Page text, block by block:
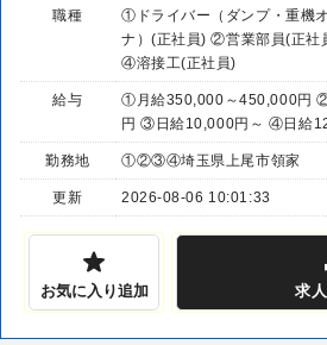
職種
①ドライバー（ダンプ・重機
ナ）(正社員) ②営業部員(正
④溶接工(正社員)
給与
①月給350,000～450,000円
円 ③日給10,000円～ ④日給
勤務地 ①②③④埼玉県上尾市領家
更新 2026-08-06 10:01:33
お気に入り追加 求人